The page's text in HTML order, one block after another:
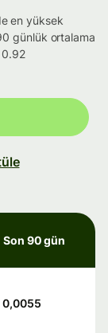
en yüksek
günlük ortalama
Son 90 gün
0,0055